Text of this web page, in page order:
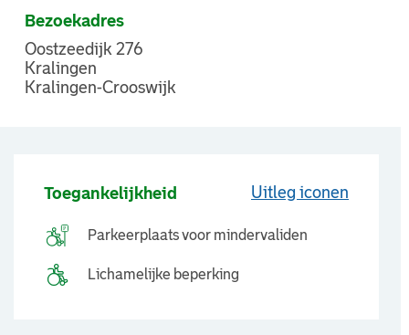
Bezoekadres
Oostzeedijk 276
Kralingen
Kralingen-Crooswijk
Toegankelijkheid Uitleg iconen
Parkeerplaats voor mindervaliden
Lichamelijke beperking